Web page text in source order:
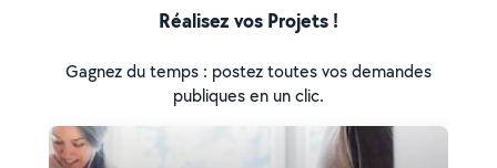
Réalisez vos Projets !
Gagnez du temps : postez toutes vos demandes
publiques en un clic.